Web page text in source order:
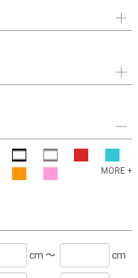
MORE +
cm ～ cm